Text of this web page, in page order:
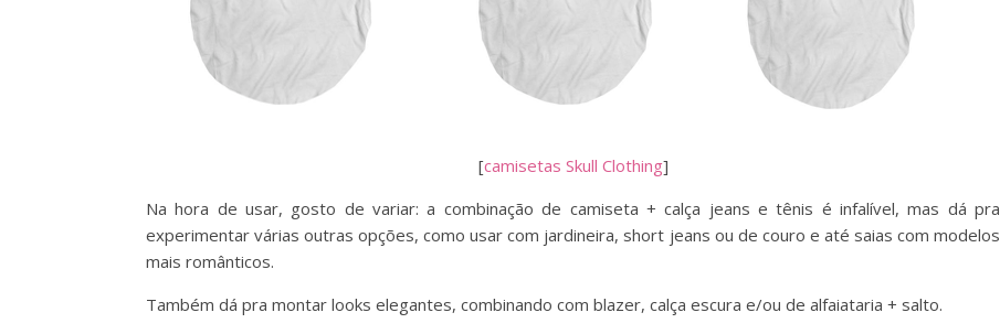
[camisetas Skull Clothing]
Na hora de usar, gosto de variar: a combinação de camiseta + calça jeans e tênis é infalível, mas dá pra
experimentar várias outras opções, como usar com jardineira, short jeans ou de couro e até saias com modelos
mais românticos.
Também dá pra montar looks elegantes, combinando com blazer, calça escura e/ou de alfaiataria + salto.